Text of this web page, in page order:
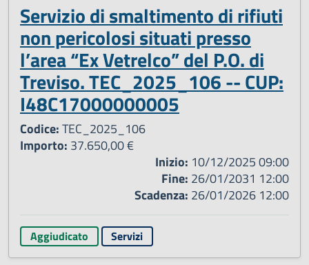
Servizio di smaltimento di rifiuti
non pericolosi situati presso
l’area “Ex Vetrelco” del P.O. di
Treviso. TEC_2025_106 -- CUP:
I48C17000000005
Codice:TEC_2025_106
Importo: 37.650,00 €
Inizio: 10/12/2025 09:00
Fine: 26/01/2031 12:00
Scadenza: 26/01/2026 12:00
Aggiudicato Servizi